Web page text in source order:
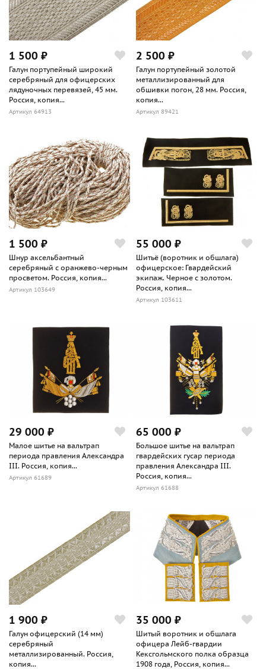
1 500 ₽
Галун портупейный широкий
серебряный для офицерских
лядуночных перевязей, 45 мм.
Россия, копия...
Артикул 64913
2 500 ₽
Галун портупейный золотой
металлизированный для
обшивки погон, 28 мм. Россия,
копия...
Артикул 89421
1 500 ₽
Шнур аксельбантный
серебряный с оранжево-черным
просветом. Россия, копия...
Артикул 103649
55 000 ₽
Шитьё (воротник и обшлага)
офицерское: Гвардейский
экипаж. Черное с золотом.
Россия, копия...
Артикул 103611
29 000 ₽
Малое шитье на вальтрап
периода правления Александра
III. Россия, копия...
Артикул 61689
65 000 ₽
Большое шитье на вальтрап
гвардейских гусар периода
правления Александра III.
Россия, копия...
Артикул 61688
1 900 ₽
Галун офицерский (14 мм)
серебряный
металлизированный. Россия,
копия...
35 000 ₽
Шитый воротник и обшлага
офицера Лейб-гвардии
Кексгольмского полка образца
1908 года, Россия, копия...